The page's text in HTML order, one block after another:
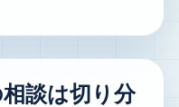
談は切り分